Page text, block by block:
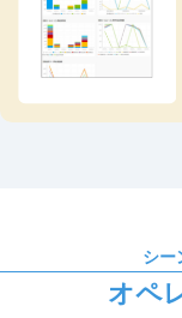
シー
オペ